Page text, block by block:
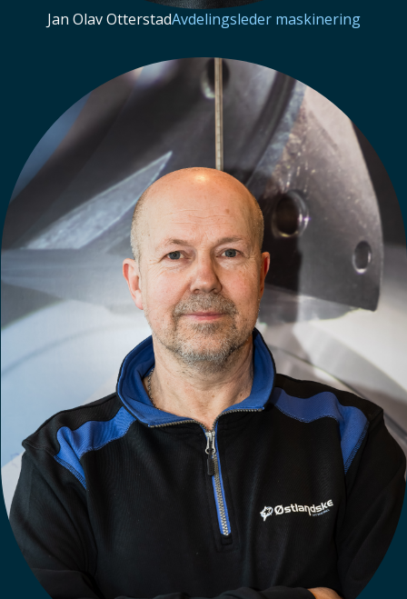
Jan Olav OtterstadAvdelingsleder maskinering